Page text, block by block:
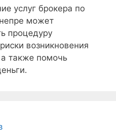
услуг брокера по
может
процедуру
возникновения
также помочь